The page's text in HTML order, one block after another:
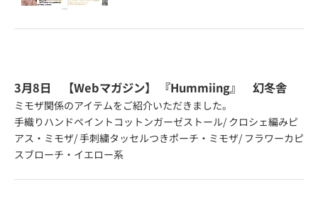
3月8日 【Webマガジン】 『Hummiing』 幻冬舎
ミモザ関係のアイテムをご紹介いただきました。
手織りハンドペイントコットンガーゼストール/ クロシェ編みピ
アス・ミモザ/手刺繍タッセルつきポーチ・ミモザ/ フラワーカピ
スブローチ・イエロー系